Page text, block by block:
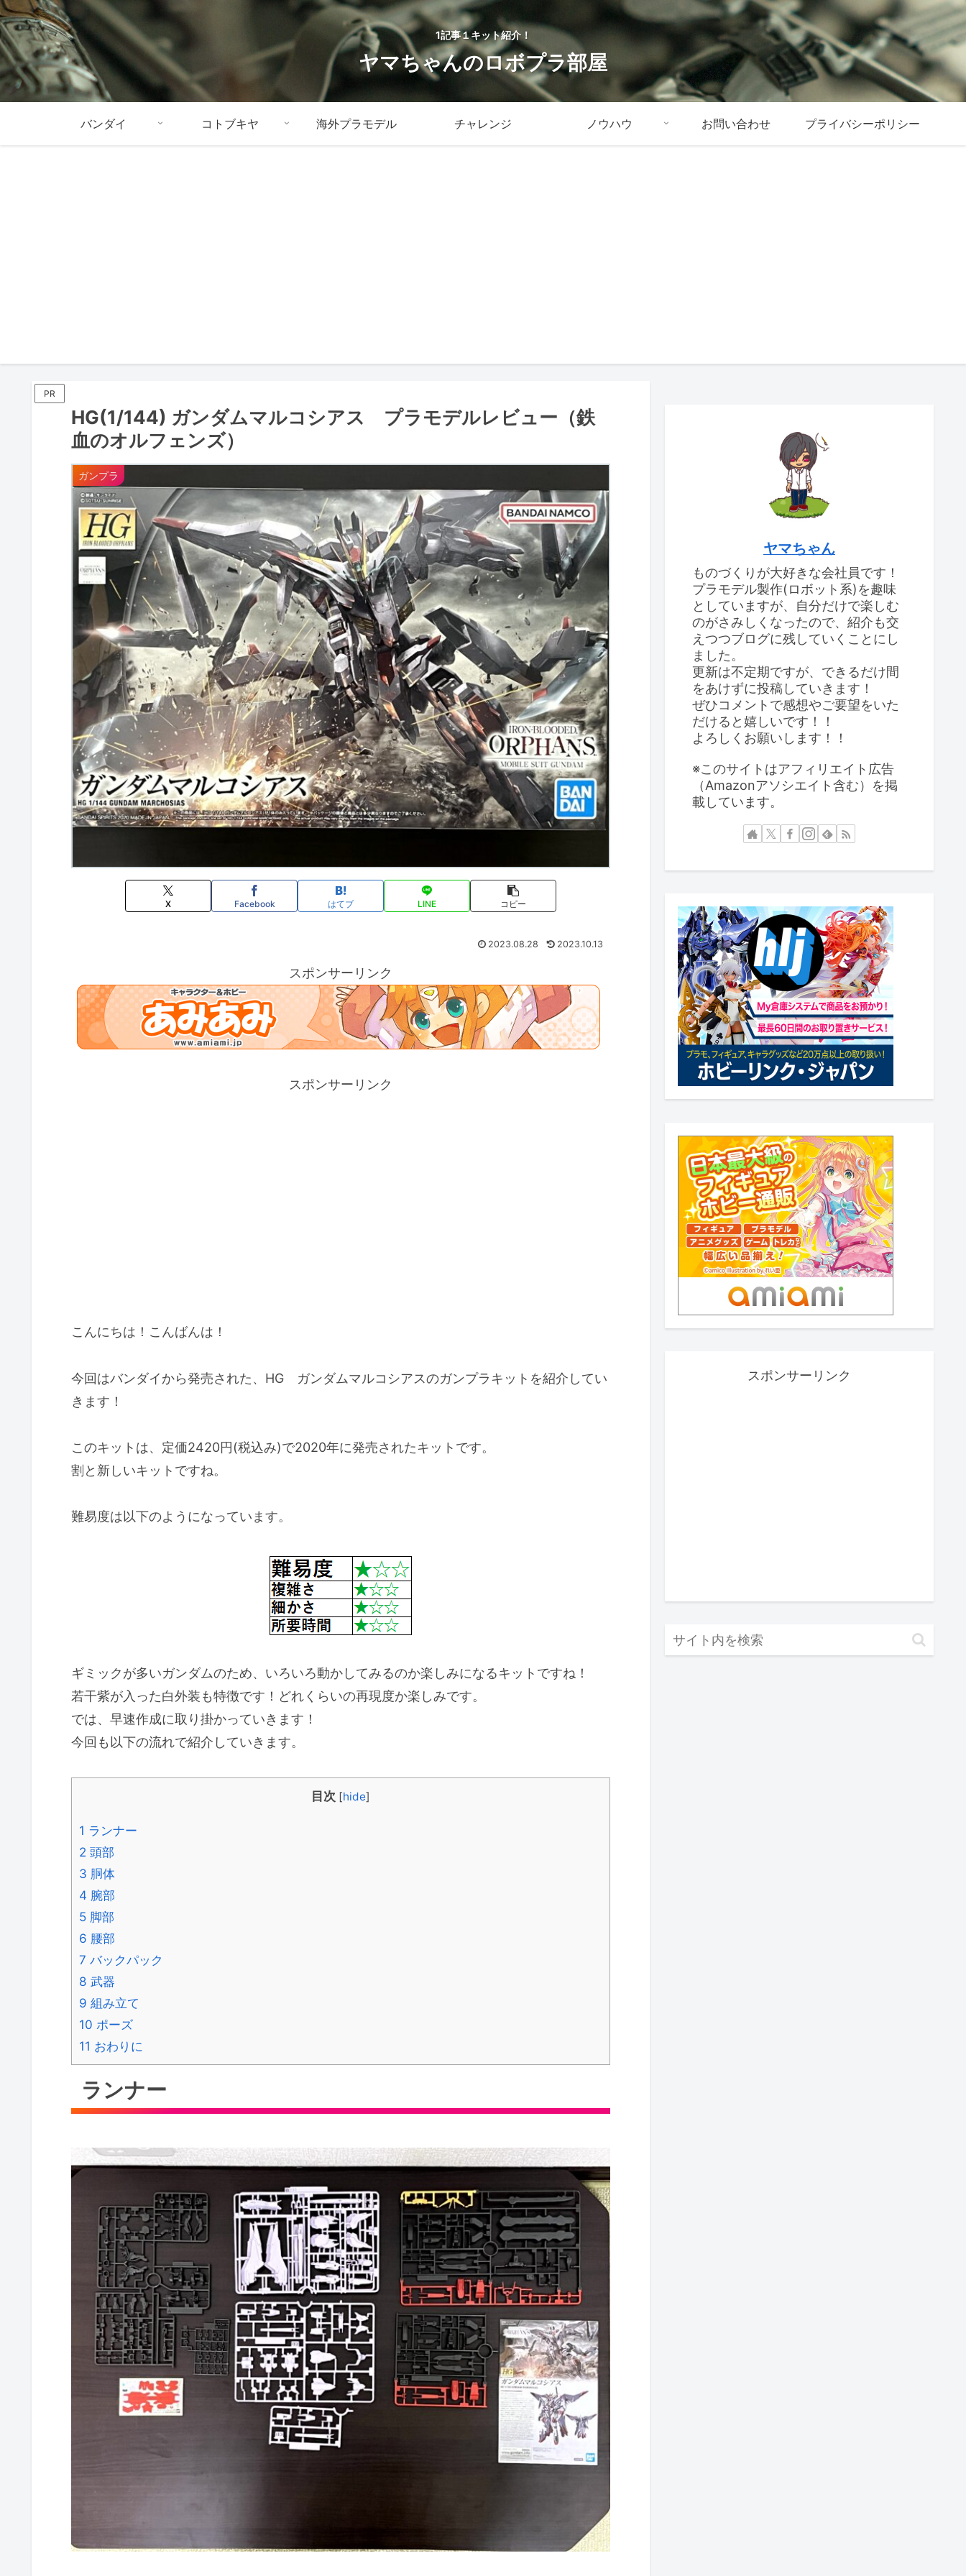
1記事１キット紹介！
ヤマちゃんのロボプラ部屋
バンダイ コトブキヤ 海外プラモデル チャレンジ ノウハウ お問い合わせ プライバシーポリシー
PR
HG(1/144) ガンダムマルコシアス プラモデルレビュー（鉄
血のオルフェンズ）
ガンプラ
X Facebook はてブ LINE コピー
2023.08.28 2023.10.13
スポンサーリンク
スポンサーリンク
こんにちは！こんばんは！
今回はバンダイから発売された、HG ガンダムマルコシアスのガンプラキットを紹介してい
きます！
このキットは、定価2420円(税込み)で2020年に発売されたキットです。
割と新しいキットですね。
難易度は以下のようになっています。
ギミックが多いガンダムのため、いろいろ動かしてみるのか楽しみになるキットですね！
若干紫が入った白外装も特徴です！どれくらいの再現度か楽しみです。
では、早速作成に取り掛かっていきます！
今回も以下の流れで紹介していきます。
目次 [hide]
1 ランナー
2 頭部
3 胴体
4 腕部
5 脚部
6 腰部
7 バックパック
8 武器
9 組み立て
10 ポーズ
11 おわりに
ランナー
ヤマちゃん
ものづくりが大好きな会社員です！
プラモデル製作(ロボット系)を趣味
としていますが、自分だけで楽しむ
のがさみしくなったので、紹介も交
えつつブログに残していくことにし
ました。
更新は不定期ですが、できるだけ間
をあけずに投稿していきます！
ぜひコメントで感想やご要望をいた
だけると嬉しいです！！
よろしくお願いします！！
※このサイトはアフィリエイト広告
（Amazonアソシエイト含む）を掲
載しています。
スポンサーリンク